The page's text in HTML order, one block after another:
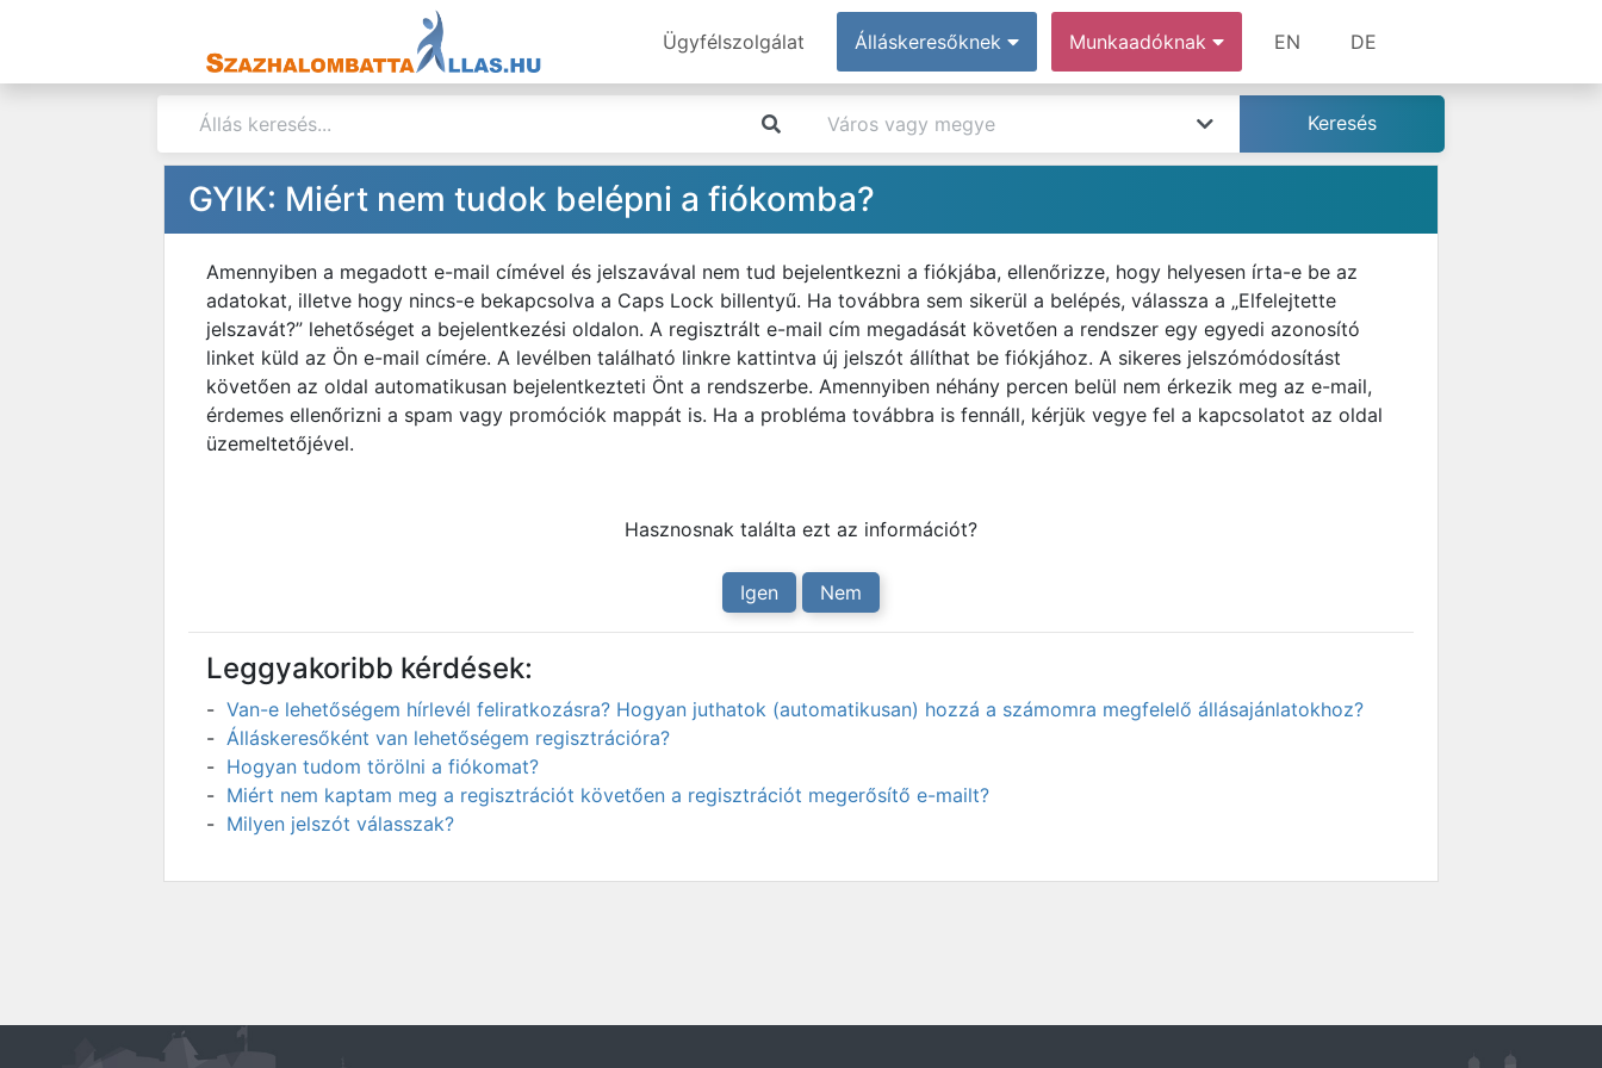
Ügyfélszolgálat Álláskeresőknek Munkaadóknak EN DE
GYIK: Miért nem tudok belépni a fiókomba?
Amennyiben a megadott e-mail címével és jelszavával nem tud bejelentkezni a fiókjába, ellenőrizze, hogy helyesen írta-e be az
adatokat, illetve hogy nincs-e bekapcsolva a Caps Lock billentyű. Ha továbbra sem sikerül a belépés, válassza a „Elfelejtette
jelszavát?” lehetőséget a bejelentkezési oldalon. A regisztrált e-mail cím megadását követően a rendszer egy egyedi azonosító
linket küld az Ön e-mail címére. A levélben található linkre kattintva új jelszót állíthat be fiókjához. A sikeres jelszómódosítást
követően az oldal automatikusan bejelentkezteti Önt a rendszerbe. Amennyiben néhány percen belül nem érkezik meg az e-mail,
érdemes ellenőrizni a spam vagy promóciók mappát is. Ha a probléma továbbra is fennáll, kérjük vegye fel a kapcsolatot az oldal
üzemeltetőjével.
Hasznosnak találta ezt az információt?
Igen Nem
Leggyakoribb kérdések:
Van-e lehetőségem hírlevél feliratkozásra? Hogyan juthatok (automatikusan) hozzá a számomra megfelelő állásajánlatokhoz?
Álláskeresőként van lehetőségem regisztrációra?
Hogyan tudom törölni a fiókomat?
Miért nem kaptam meg a regisztrációt követően a regisztrációt megerősítő e-mailt?
Milyen jelszót válasszak?